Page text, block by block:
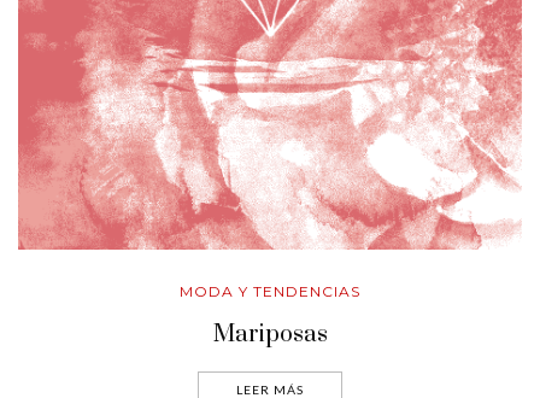
MODA Y TENDENCIAS
Mariposas
LEER MÁS